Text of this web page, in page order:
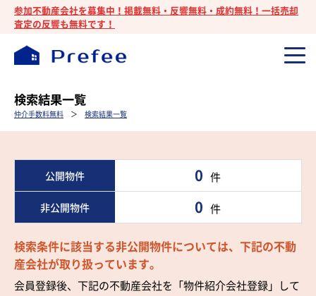
参加不動産会社を募集中！掲載無料・反響無料・成約無料！一括売却
査定の反響も無料です！
検索結果一覧
仲介手数料無料 ＞ 検索結果一覧
公開物件 0 件
非公開物件 0 件
検索条件に該当する非公開物件については、下記の不動
産会社が取り扱っています。
会員登録後、下記の不動産会社を「物件紹介会社登録」して